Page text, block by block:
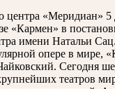
центра «Меридиан» 5
«Кармен» в
имени Натальи Сац.
опере в мире,
Сегодня
театров